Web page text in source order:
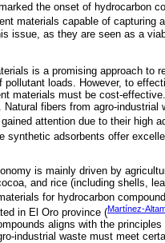
the onset of hydrocarbon
materials capable of capturing
issue, as they are seen as a
is a promising approach to
pollutant loads. However, to
materials must be cost-
Natural fibers from agro-
attention due to their high
synthetic adsorbents offer
is mainly driven by
and rice (including shells,
for hydrocarbon
in El Oro province (Martínez-
aligns with the
industrial waste must meet